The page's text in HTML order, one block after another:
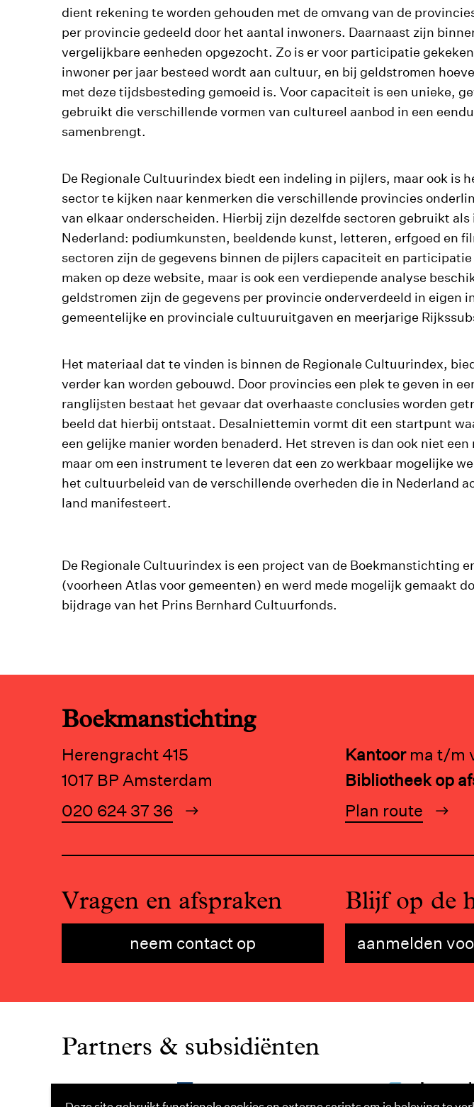
dient rekening te worden gehouden met de omvang van de
per provincie gedeeld door het aantal inwoners. Daarnaast zijn
vergelijkbare eenheden opgezocht. Zo is er voor participatie
inwoner per jaar besteed wordt aan cultuur, en bij geldstromen
met deze tijdsbesteding gemoeid is. Voor capaciteit is een unieke,
gebruikt die verschillende vormen van cultureel aanbod in een
samenbrengt.
De Regionale Cultuurindex biedt een indeling in pijlers, maar ook is
sector te kijken naar kenmerken die verschillende provincies
van elkaar onderscheiden. Hierbij zijn dezelfde sectoren gebruikt
Nederland: podiumkunsten, beeldende kunst, letteren, erfgoed en
sectoren zijn de gegevens binnen de pijlers capaciteit en
maken op deze website, maar is ook een verdiepende analyse
geldstromen zijn de gegevens per provincie onderverdeeld in eigen
gemeentelijke en provinciale cultuuruitgaven en meerjarige
Het materiaal dat te vinden is binnen de Regionale Cultuurindex,
verder kan worden gebouwd. Door provincies een plek te geven in
ranglijsten bestaat het gevaar dat overhaaste conclusies worden
beeld dat hierbij ontstaat. Desalniettemin vormt dit een startpunt
een gelijke manier worden benaderd. Het streven is dan ook niet
maar om een instrument te leveren dat een zo werkbaar mogelijke
het cultuurbeleid van de verschillende overheden die in Nederland
land manifesteert.
De Regionale Cultuurindex is een project van de Boekmanstichting
(voorheen Atlas voor gemeenten) en werd mede mogelijk gemaakt
bijdrage van het Prins Bernhard Cultuurfonds.
Boekmanstichting
Herengracht 415
1017 BP Amsterdam
020 624 37 36
Kantoor ma t/m
Bibliotheek op
Plan route
Vragen en afspraken
neem contact op
Blijf op de
aanmelden
Partners & subsidiënten